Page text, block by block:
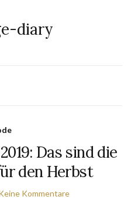
Das sind die
den Herbst
Kommentare